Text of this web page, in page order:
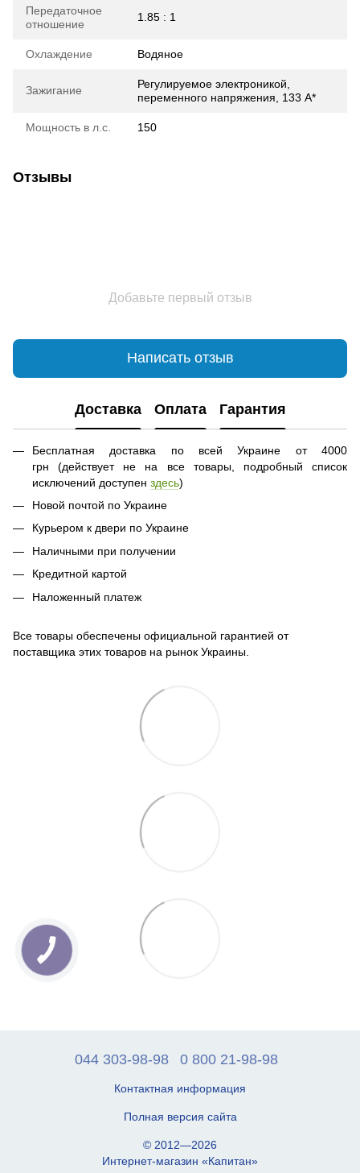
Передаточное
отношение
1.85 : 1
Охлаждение Водяное
Зажигание
Регулируемое электроникой,
переменного напряжения, 133 А*
Мощность в л.с. 150
Отзывы
Добавьте первый отзыв
Написать отзыв
Доставка Оплата Гарантия
Бесплатная доставка по всей Украине от 4000
грн (действует не на все товары, подробный список
исключений доступен здесь)
Новой почтой по Украине
Курьером к двери по Украине
Наличными при получении
Кредитной картой
Наложенный платеж
Все товары обеспечены официальной гарантией от
поставщика этих товаров на рынок Украины.
044 303-98-98 0 800 21-98-98
Контактная информация
Полная версия сайта
© 2012—2026
Интернет-магазин «Капитан»